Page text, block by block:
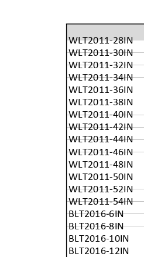
WLT2011-28IN
WLT2011-30IN
WLT2011-32IN
WLT2011-34IN
WLT2011-36IN
WLT2011-38IN
WLT2011-40IN
WLT2011-42IN
WLT2011-44IN
WLT2011-46IN
WLT2011-48IN
WLT2011-50IN
WLT2011-52IN
WLT2011-54IN
BLT2016-6IN
BLT2016-8IN
BLT2016-10IN
BLT2016-12IN